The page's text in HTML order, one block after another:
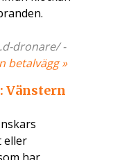
dronare/ -
betalvägg »
Vänstern
eller